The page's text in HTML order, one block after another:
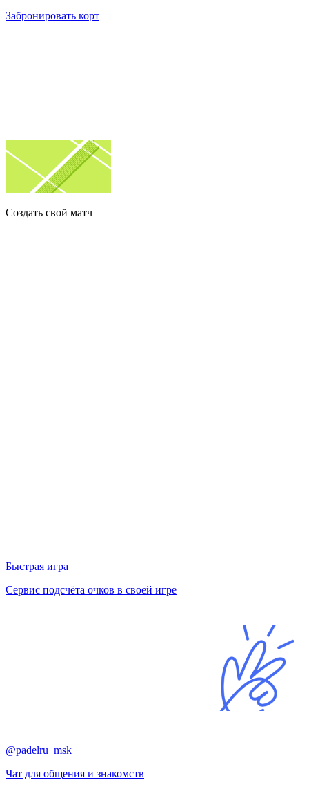
Забронировать корт
Создать свой матч
Быстрая игра
Сервис подсчёта очков в своей игре
@padelru_msk
Чат для общения и знакомств